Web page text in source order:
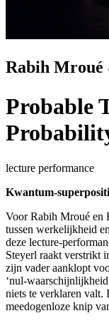
Rabih
Probable
lecture performance
Kwantum-
Voor Rabih Mroué en
tussen werkelijkheid
deze lecture-
Steyerl raakt verstrikt
zijn vader aanklopt
‘nul-
niets te verklaren
meedogenloze knip